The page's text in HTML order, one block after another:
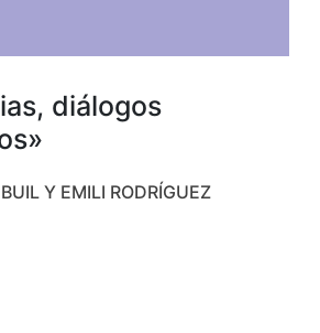
diálogos
Y EMILI RODRÍGUEZ